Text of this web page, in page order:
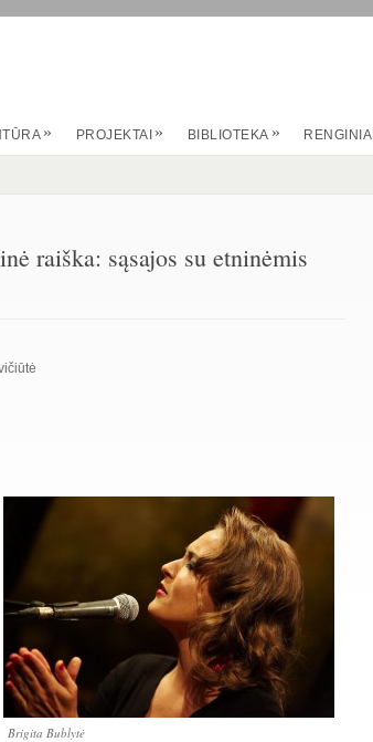
» PROJEKTAI » BIBLIOTEKA » RENGINIAI
raiška: sąsajos su etninėmis
Brigita Bublytė